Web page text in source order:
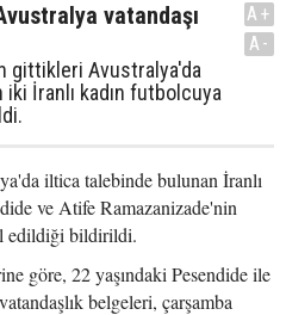
vatandaşı
gittikleri Avustralya'da
İranlı kadın futbolcuya
A+
A-
iltica talebinde bulunan İranlı
ve Atife Ramazanizade'nin
edildiği bildirildi.
göre, 22 yaşındaki Pesendide ile
belgeleri, çarşamba